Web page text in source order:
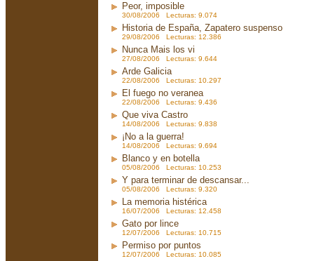
Peor, imposible
30/08/2006 Lecturas: 9.074
Historia de España, Zapatero suspenso
29/08/2006 Lecturas: 12.386
Nunca Mais los vi
27/08/2006 Lecturas: 9.644
Arde Galicia
22/08/2006 Lecturas: 10.297
El fuego no veranea
22/08/2006 Lecturas: 9.436
Que viva Castro
14/08/2006 Lecturas: 9.838
¡No a la guerra!
14/08/2006 Lecturas: 9.694
Blanco y en botella
05/08/2006 Lecturas: 10.253
Y para terminar de descansar...
05/08/2006 Lecturas: 9.320
La memoria histérica
16/07/2006 Lecturas: 12.458
Gato por lince
12/07/2006 Lecturas: 10.715
Permiso por puntos
12/07/2006 Lecturas: 10.085